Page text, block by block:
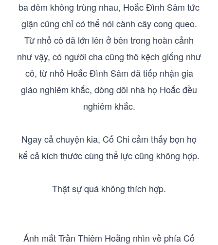
ba đêm không trùng nhau, Hoắc Đình Sâm tức
giận cũng chỉ có thể nói cành cây cong queo.
Từ nhỏ cô đã lớn lên ở bên trong hoàn cảnh
như vậy, có người cha cũng thô kệch giống như
cô, từ nhỏ Hoắc Đình Sâm đã tiếp nhận gia
giáo nghiêm khắc, dòng dõi nhà họ Hoắc đều
nghiêm khắc.
Ngay cả chuyện kia, Cố Chi cảm thấy bọn họ
kể cả kích thước cùng thể lực cũng không hợp.
Thật sự quá không thích hợp.
Ánh mắt Trần Thiêm Hoằng nhìn về phía Cố